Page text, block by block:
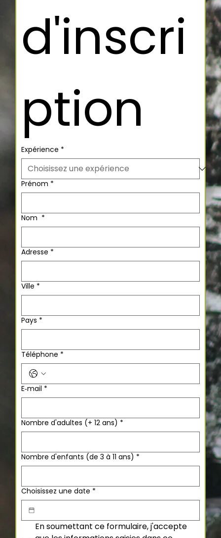
d'inscri
ption
Expérience *
Prénom *
Nom *
Adresse *
Ville *
Pays *
Téléphone *
E‑mail *
Nombre d'adultes (+ 12 ans) *
Nombre d'enfants (de 3 à 11 ans) *
Choisissez une date *
En soumettant ce formulaire, j'accepte